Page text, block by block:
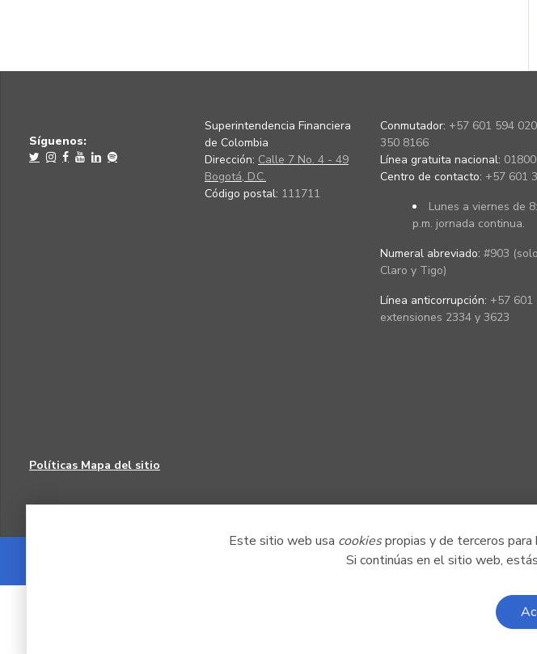
Este sitio web usa cookiespropias y de terceros para
Si continúas en el sitio web,
Síguenos:
Superintendencia Financiera
de Colombia
Dirección: Calle 7 No. 4 - 49
Bogotá, D.C.
Código postal: 111711
Conmutador: +57 601 594
350 8166
Línea gratuita nacional:
Centro de contacto: +57 601
Lunes a viernes de
p.m. jornada continua.
Numeral abreviado: #903
Claro y Tigo)
Línea anticorrupción: +57 601
extensiones 2334 y 3623
Políticas Mapa del sitio